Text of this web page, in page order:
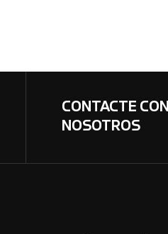
CONTACTE CON
NOSOTROS